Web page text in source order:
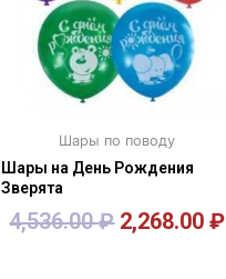
Шары по поводу
Шары на День Рождения
Зверята
4,536.00₽ 2,268.00₽